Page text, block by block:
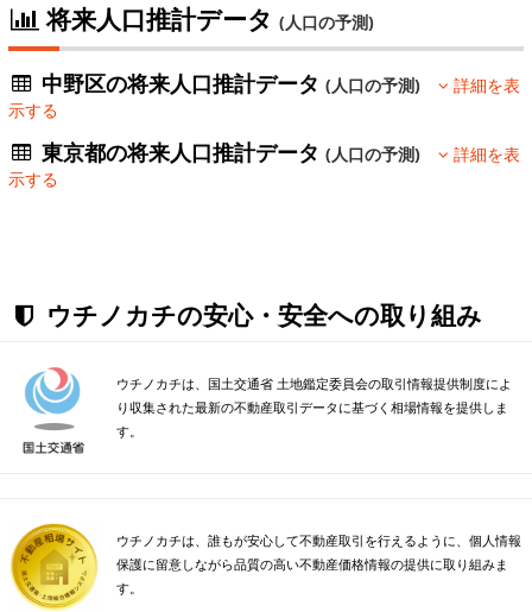
将来人口推計データ (人口の予測)
中野区の将来人口推計データ(人口の予測)
詳細を表
示する
東京都の将来人口推計データ(人口の予測)
詳細を表
示する
ウチノカチの安心・安全への取り組み
ウチノカチは、国土交通省 土地鑑定委員会の取引情報提供制度によ
り収集された最新の不動産取引データに基づく相場情報を提供しま
す。
ウチノカチは、誰もが安心して不動産取引を行えるように、個人情報
保護に留意しながら品質の高い不動産価格情報の提供に取り組みま
す。